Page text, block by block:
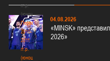
гг.р.
(юноши)
Первенство
2010-
2011
гг.р.
(юноши)
04.08.2026
«MINSK»
2026»